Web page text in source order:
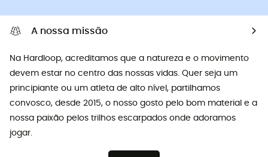
A nossa missão
Na Hardloop, acreditamos que a natureza e o movimento
devem estar no centro das nossas vidas. Quer seja um
principiante ou um atleta de alto nível, partilhamos
convosco, desde 2015, o nosso gosto pelo bom material e a
nossa paixão pelos trilhos escarpados onde adoramos
jogar.